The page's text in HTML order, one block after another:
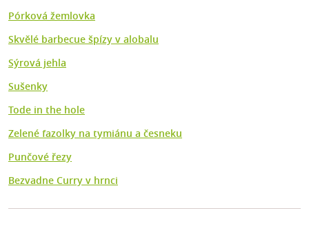
Pórková žemlovka
Skvělé barbecue špízy v alobalu
Sýrová jehla
Sušenky
Tode in the hole
Zelené fazolky na tymiánu a česneku
Punčové řezy
Bezvadne Curry v hrnci